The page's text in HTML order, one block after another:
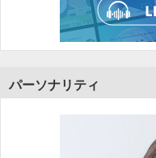
パーソナリティ